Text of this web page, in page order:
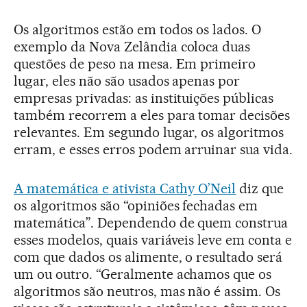
Os algoritmos estão em todos os lados. O
exemplo da Nova Zelândia coloca duas
questões de peso na mesa. Em primeiro
lugar, eles não são usados apenas por
empresas privadas: as instituições públicas
também recorrem a eles para tomar decisões
relevantes. Em segundo lugar, os algoritmos
erram, e esses erros podem arruinar sua vida.
A matemática e ativista Cathy O’Neil diz que
os algoritmos são “opiniões fechadas em
matemática”. Dependendo de quem construa
esses modelos, quais variáveis leve em conta e
com que dados os alimente, o resultado será
um ou outro. “Geralmente achamos que os
algoritmos são neutros, mas não é assim. Os